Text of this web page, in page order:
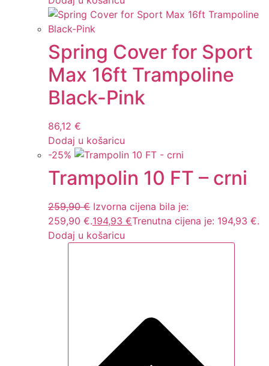
Spring Cover for Sport
Max 16ft Trampoline
Black-Pink
86,12 €
Dodaj u košaricu
-25%
Trampolin 10 FT – crni
259,90€ Izvorna cijena bila je:
259,90 €.194,93 €Trenutna cijena je: 194,93 €.
Dodaj u košaricu